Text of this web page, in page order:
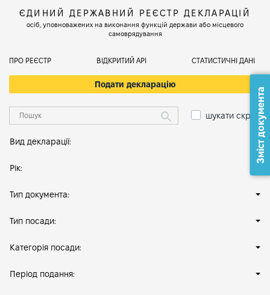
ЄДИНИЙ ДЕРЖАВНИЙ РЕЄСТР ДЕКЛАРАЦІЙ
осіб, уповноважених на виконання функцій держави або місцевого
самоврядування
ПРО РЕЄСТР ВІДКРИТИЙ АРІ СТАТИСТИЧНІ ДАНІ
Подати декларацію
шукати скрізь
Вид декларації:
Рік:
Тип документа:
Тип посади:
Категорія посади:
Період подання:
Зміст документа